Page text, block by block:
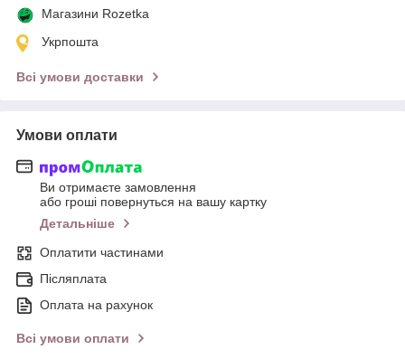
Магазини Rozetka
Укрпошта
Всі умови доставки
Умови оплати
Ви отримаєте замовлення
або гроші повернуться на вашу картку
Детальніше
Оплатити частинами
Післяплата
Оплата на рахунок
Всі умови оплати